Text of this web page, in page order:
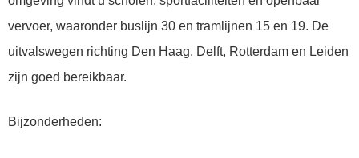
vervoer, waaronder buslijn 30 en tramlijnen 15 en 19. De
uitvalswegen richting Den Haag, Delft, Rotterdam en Leiden
zijn goed bereikbaar.
Bijzonderheden: